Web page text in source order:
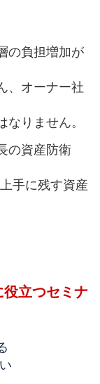
の負担増加が
、オーナー社
なりません。
の資産防衛
手に残す資産
役立つセミナ